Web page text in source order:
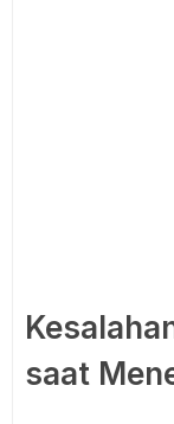
saat